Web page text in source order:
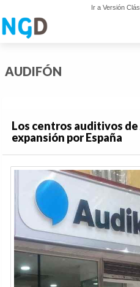
Ir a Versión
AUDIFÓN
Los centros auditivos
expansión por España